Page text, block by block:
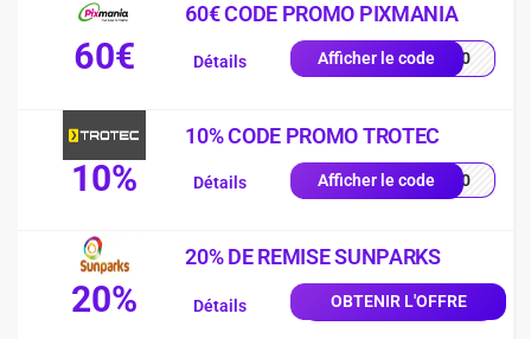
60€
60€ CODE PROMO PIXMANIA
Afficher le codeAL60
Détails
10%
10% CODE PROMO TROTEC
Afficher le codeOL10
Détails
20%
20% DE REMISE SUNPARKS
OBTENIR L'OFFRE
Détails